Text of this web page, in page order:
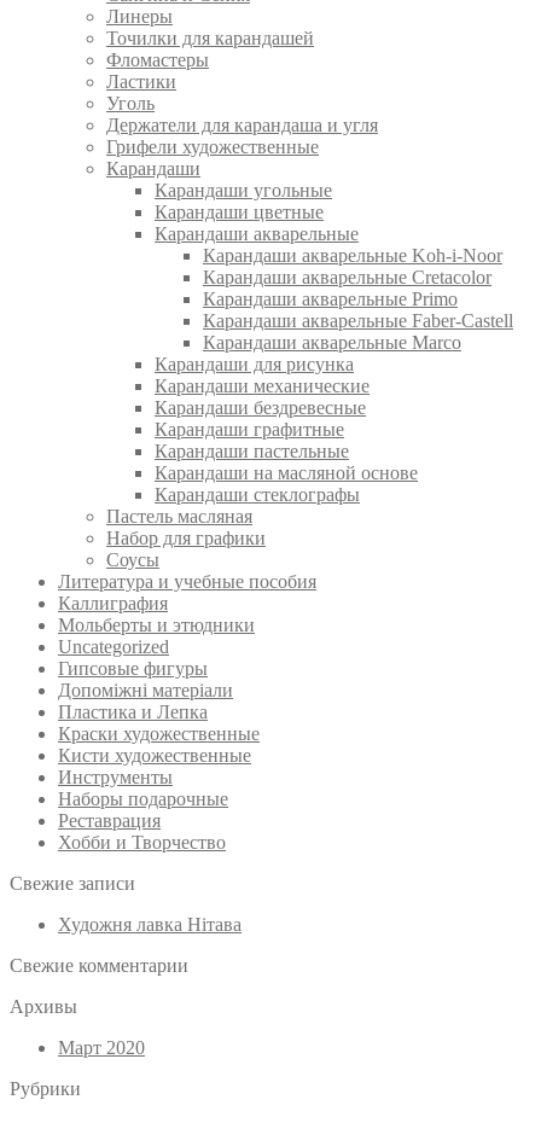
Линеры
Точилки для карандашей
Фломастеры
Ластики
Уголь
Держатели для карандаша и угля
Грифели художественные
Карандаши
Карандаши угольные
Карандаши цветные
Карандаши акварельные
Карандаши акварельные Koh-i-Noor
Карандаши акварельные Cretacolor
Карандаши акварельные Primo
Карандаши акварельные Faber-Castell
Карандаши акварельные Marco
Карандаши для рисунка
Карандаши механические
Карандаши бездревесные
Карандаши графитные
Карандаши пастельные
Карандаши на масляной основе
Карандаши стеклографы
Пастель масляная
Набор для графики
Соусы
Литература и учебные пособия
Каллиграфия
Мольберты и этюдники
Uncategorized
Гипсовые фигуры
Допоміжні матеріали
Пластика и Лепка
Краски художественные
Кисти художественные
Инструменты
Наборы подарочные
Реставрация
Хобби и Творчество
Свежие записи
Художня лавка Нітава
Свежие комментарии
Архивы
Март 2020
Рубрики